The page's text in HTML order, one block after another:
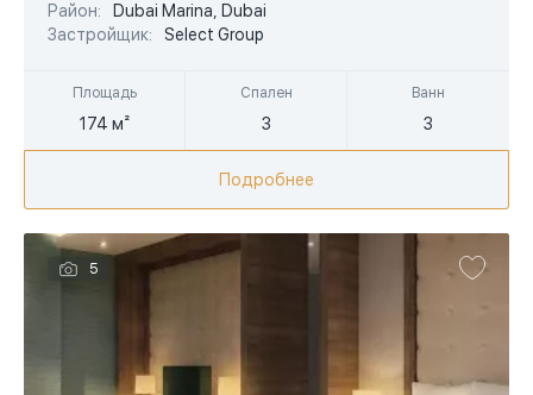
Район:
Dubai Marina, Dubai
Застройщик:
Select Group
Площадь
174 м²
Спален
3
Ванн
3
Подробнее
5